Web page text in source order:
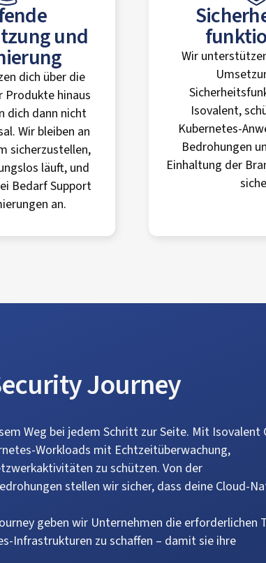
und
dich über die
hinaus
dich dann nicht
Wir bleiben an
sicherzustellen,
läuft, und
Bedarf Support
an.
Wir
Isovalent,
Kubernetes-
Bedrohungen
Einhaltung der
Journey
Weg bei jedem Schritt zur Seite. Mit Isovalent
Workloads mit Echtzeitüberwachung,
zu schützen. Von der
stellen wir sicher, dass deine Cloud-
geben wir Unternehmen die erforderlichen
Infrastrukturen zu schaffen – damit sie ihre